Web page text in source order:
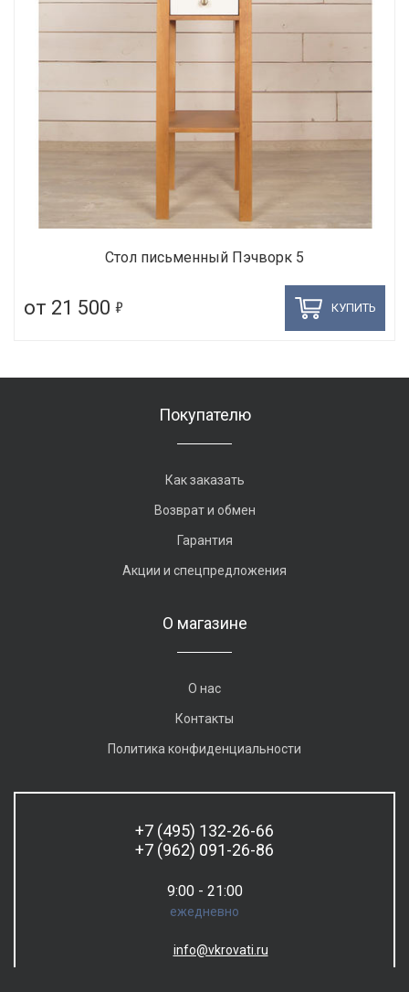
Стол письменный Пэчворк 5
от 21 500 5 КУПИТЬ
Покупателю
Как заказать
Возврат и обмен
Гарантия
Акции и спецпредложения
О магазине
О нас
Контакты
Политика конфиденциальности
+7 (495) 132-26-66
+7 (962) 091-26-86
9:00 - 21:00
ежедневно
info@vkrovati.ru